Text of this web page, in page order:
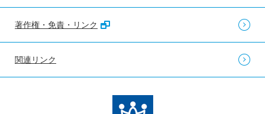
著作権・免責・リンク
関連リンク